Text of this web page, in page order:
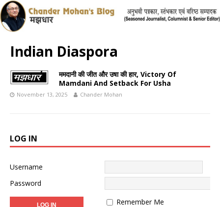
Indian Diaspora
ममदानी की जीत और उषा की हार, Victory Of
Mamdani And Setback For Usha
November 13, 2025 Chander Mohan
LOG IN
Username
Password
Remember Me